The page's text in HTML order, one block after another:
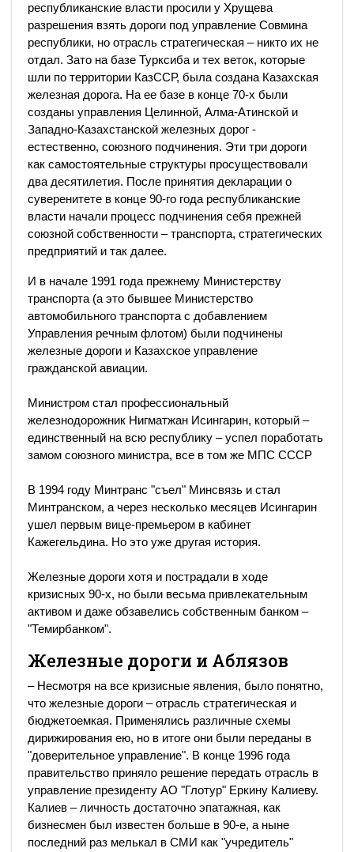
республиканские власти просили у Хрущева
разрешения взять дороги под управление Совмина
республики, но отрасль стратегическая – никто их не
отдал. Зато на базе Турксиба и тех веток, которые
шли по территории КазССР, была создана Казахская
железная дорога. На ее базе в конце 70-х были
созданы управления Целинной, Алма-Атинской и
Западно-Казахстанской железных дорог -
естественно, союзного подчинения. Эти три дороги
как самостоятельные структуры просуществовали
два десятилетия. После принятия декларации о
суверенитете в конце 90-го года республиканские
власти начали процесс подчинения себя прежней
союзной собственности – транспорта, стратегических
предприятий и так далее.
И в начале 1991 года прежнему Министерству
транспорта (а это бывшее Министерство
автомобильного транспорта с добавлением
Управления речным флотом) были подчинены
железные дороги и Казахское управление
гражданской авиации.
Министром стал профессиональный
железнодорожник Нигматжан Исингарин, который –
единственный на всю республику – успел поработать
замом союзного министра, все в том же МПС СССР
В 1994 году Минтранс "съел" Минсвязь и стал
Минтранском, а через несколько месяцев Исингарин
ушел первым вице-премьером в кабинет
Кажегельдина. Но это уже другая история.
Железные дороги хотя и пострадали в ходе
кризисных 90-х, но были весьма привлекательным
активом и даже обзавелись собственным банком –
"Темирбанком".
Железные дороги и Аблязов
– Несмотря на все кризисные явления, было понятно,
что железные дороги – отрасль стратегическая и
бюджетоемкая. Применялись различные схемы
дирижирования ею, но в итоге они были переданы в
"доверительное управление". В конце 1996 года
правительство приняло решение передать отрасль в
управление президенту АО "Глотур" Еркину Калиеву.
Калиев – личность достаточно эпатажная, как
бизнесмен был известен больше в 90-е, а ныне
последний раз мелькал в СМИ как "учредитель"